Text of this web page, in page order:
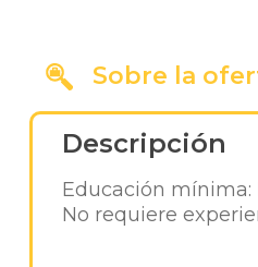
Sobre la
Descripción
Educación mínima:
No requiere